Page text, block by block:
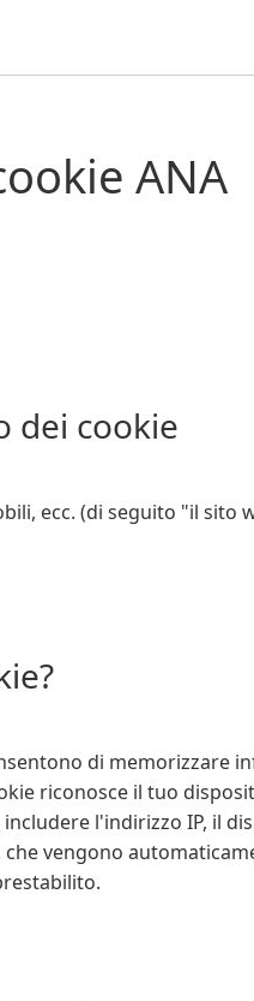
ANA
dei cookie
ecc. (di seguito "il
di memorizzare
riconosce il tuo
l'indirizzo IP, il
vengono